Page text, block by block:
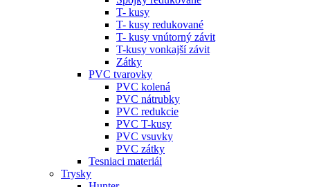
T- kusy
T- kusy redukované
T- kusy vnútorný závit
T-kusy vonkajší závit
Zátky
PVC tvarovky
PVC kolená
PVC nátrubky
PVC redukcie
PVC T-kusy
PVC vsuvky
PVC zátky
Tesniaci materiál
Trysky